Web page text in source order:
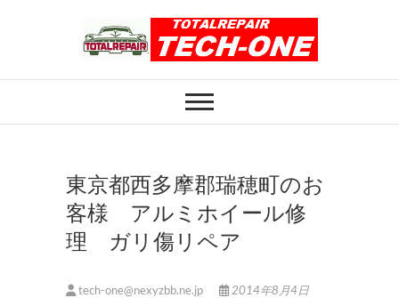
ホイール修理のト
ータルリペアテッ
クワン
東京都西多摩郡瑞穂町のお
客様 アルミホイール修
理 ガリ傷リペア
tech-one@nexyzbb.ne.jp 2014年8月4日